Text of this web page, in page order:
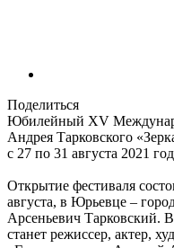
Поделиться
Юбилейный XV
Андрея Тарковского
с 27 по 31 августа 2021
Открытие фестиваля
августа, в Юрьевце –
Арсеньевич Тарковский.
станет режиссер, актер,